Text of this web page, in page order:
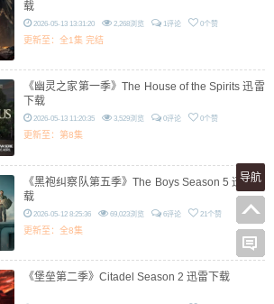
载
2026-05-13 13:31:20 2,268浏览 1评论 0个赞
更新至：全1集 完结
《幽灵之家第一季》The House of the Spirits 迅雷
下载
2026-05-13 11:20:35 3,529浏览 0评论 0个赞
更新至：第8集
《黑袍纠察队第五季》The Boys Season 5 迅雷下
载
2026-05-12 8:25:36 69,023浏览 6评论 21个赞
更新至：全8集
《堡垒第二季》Citadel Season 2 迅雷下载
导航